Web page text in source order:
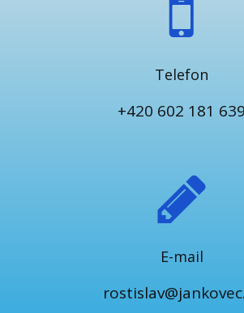
Telefon
+420 602 181 639
E-mail